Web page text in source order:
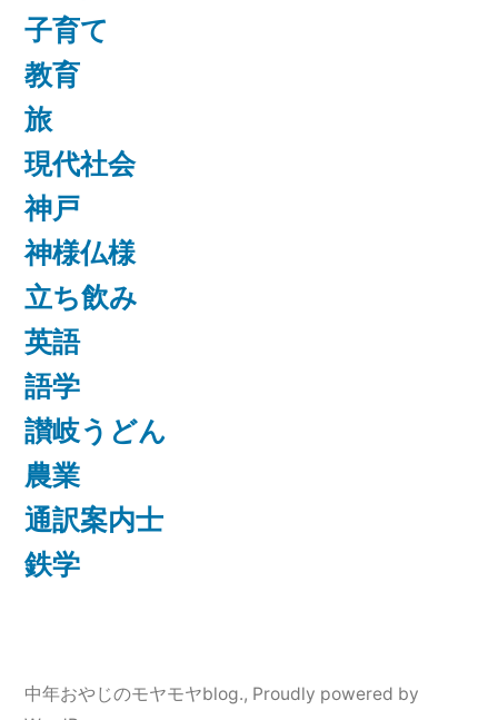
子育て
教育
旅
現代社会
神戸
神様仏様
立ち飲み
英語
語学
讃岐うどん
農業
通訳案内士
鉄学
中年おやじのモヤモヤblog., Proudly powered by